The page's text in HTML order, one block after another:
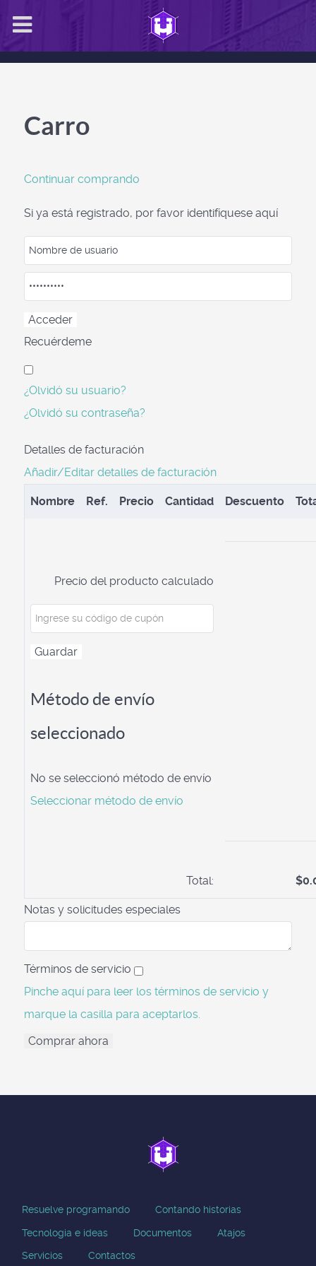
Carro
Continuar comprando
Si ya está registrado, por favor identifíquese aquí
Recuérdeme
¿Olvidó su usuario?
¿Olvidó su contraseña?
Detalles de facturación
Añadir/Editar detalles de facturación
Nombre Ref. Precio Cantidad Descuento
Precio del producto calculado
Método de envío
seleccionado
No se seleccionó método de envío
Seleccionar método de envío
Total:
Notas y solicitudes especiales
Términos de servicio
Pinche aquí para leer los términos de servicio y
marque la casilla para aceptarlos.
Comprar ahora
Resuelve programando Contando historias
Tecnologia e ideas Documentos Atajos
Servicios Contactos